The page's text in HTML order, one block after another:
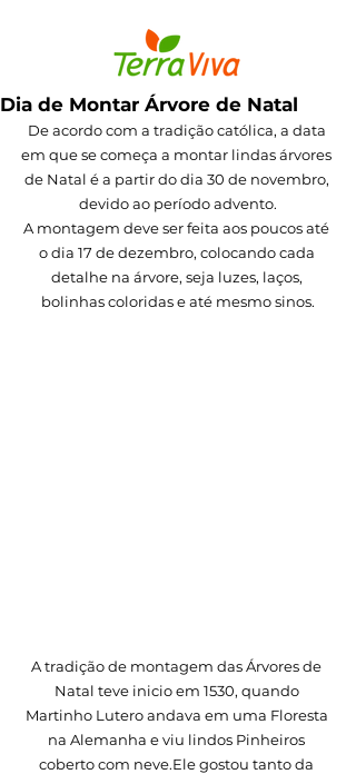
Dia de Montar Árvore de Natal
De acordo com a tradição católica, a data
em que se começa a montar lindas árvores
de Natal é a partir do dia 30 de novembro,
devido ao período advento.
A montagem deve ser feita aos poucos até
o dia 17 de dezembro, colocando cada
detalhe na árvore, seja luzes, laços,
bolinhas coloridas e até mesmo sinos.
A tradição de montagem das Árvores de
Natal teve inicio em 1530, quando
Martinho Lutero andava em uma Floresta
na Alemanha e viu lindos Pinheiros
coberto com neve.Ele gostou tanto da